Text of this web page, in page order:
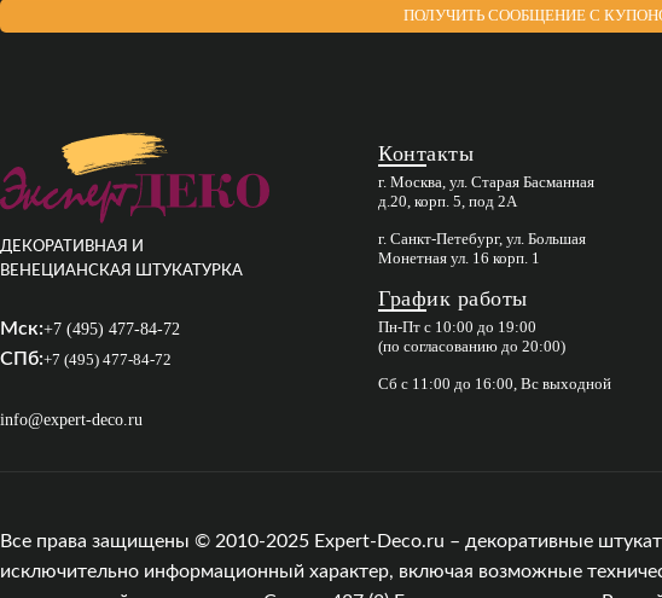
ПОЛУЧИТЬ СООБЩЕНИЕ С
ДЕКОРАТИВНАЯ И
ВЕНЕЦИАНСКАЯ ШТУКАТУРКА
Мск:+7 (495) 477-84-72
СПб:+7 (495) 477-84-72
info@expert-deco.ru
Контакты
г. Москва, ул. Старая Басманная
д.20, корп. 5, под 2А
г. Санкт-Петебург, ул. Большая
Монетная ул. 16 корп. 1
График работы
Пн-Пт с 10:00 до 19:00
(по согласованию до 20:00)
Сб с 11:00 до 16:00, Вс выходной
Все права защищены © 2010-2025 Expert-Deco.ru – декоративные
исключительно информационный характер, включая возможные